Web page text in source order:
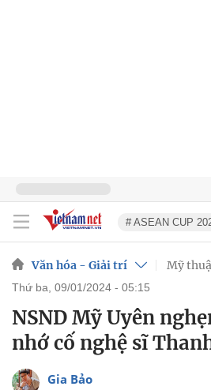
# ASEAN CUP
Văn hóa - Giải trí Mỹ
thứ ba, 09/01/2024 - 05:15
NSND Mỹ Uyên
nhớ cố nghệ sĩ
Gia Bảo